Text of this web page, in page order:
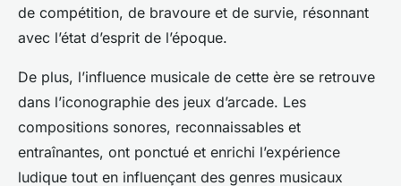
de compétition, de bravoure et de survie, résonnant
avec l’état d’esprit de l’époque.
De plus, l’influence musicale de cette ère se retrouve
dans l’iconographie des jeux d’arcade. Les
compositions sonores, reconnaissables et
entraînantes, ont ponctué et enrichi l’expérience
ludique tout en influençant des genres musicaux